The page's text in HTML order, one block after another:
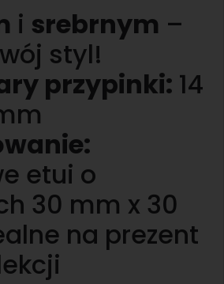
i srebrnym –
styl!
przypinki: 14
etui o
30 mm x 30
na prezent